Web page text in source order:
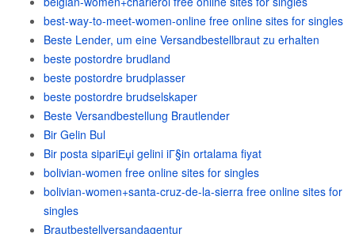
best-way-to-meet-women-online free online sites for singles
Beste Lender, um eine Versandbestellbraut zu erhalten
beste postordre brudland
beste postordre brudplasser
beste postordre brudselskaper
Beste Versandbestellung Brautlender
Bir Gelin Bul
Bir posta sipariЕџi gelini iГ§in ortalama fiyat
bolivian-women free online sites for singles
bolivian-women+santa-cruz-de-la-sierra free online sites for
singles
Brautbestellversandagentur